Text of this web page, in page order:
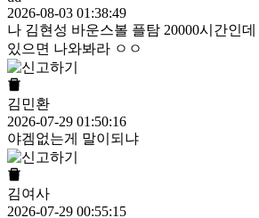
2026-08-03 01:38:49
나 김현성 바운스볼 플탐 20000시간인
있으면 나와봐라 ㅇㅇ
김민환
2026-07-29 01:50:16
야겜없는게 말이되냐
김여사
2026-07-29 00:55:15